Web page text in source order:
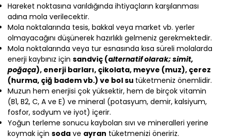
Hareket noktasına varıldığında ihtiyaçların karşılanması
adına mola verilecektir.
Mola noktalarında tesis, bakkal veya market vb. yerler
olmayacağını düşünerek hazırlıklı gelmeniz gerekmektedir.
Mola noktalarında veya tur esnasında kısa süreli molalarda
enerji kaybınız için sandviç (alternatif olarak; simit,
poğaça), enerji barları, çikolata, meyve (muz), çerez
(hurma, çiğ badem vb.) ve bol su tüketmeniz önemlidir.
Muzun hem enerjisi çok yüksektir, hem de birçok vitamin
(B1, B2, C, A ve E) ve mineral (potasyum, demir, kalsiyum,
fosfor, sodyum ve iyot) içerir.
Yoğun terleme sonucu kaybolan sıvı ve mineralleri yerine
koymak için soda ve ayran tüketmenizi öneririz.